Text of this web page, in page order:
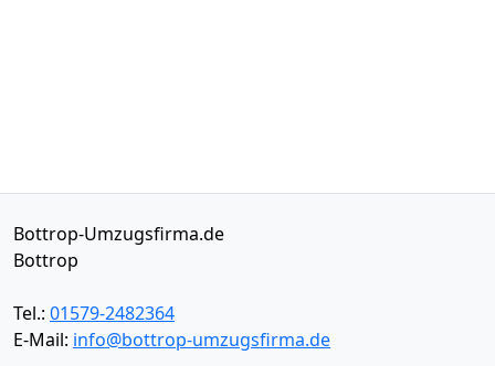
Bottrop-Umzugsfirma.de
Bottrop
Tel.: 01579-2482364
E-Mail: info@bottrop-umzugsfirma.de